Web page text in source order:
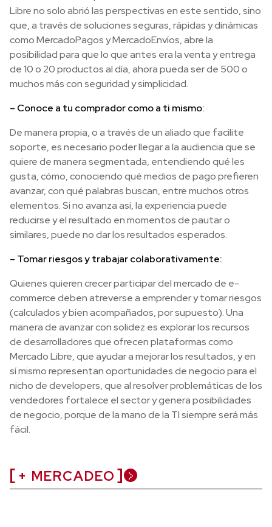
Libre no solo abrió las perspectivas en este sentido, sino
que, a través de soluciones seguras, rápidas y dinámicas
como MercadoPagos y MercadoEnvíos, abre la
posibilidad para que lo que antes era la venta y entrega
de 10 o 20 productos al día, ahora pueda ser de 500 o
muchos más con seguridad y simplicidad.
– Conoce a tu comprador como a ti mismo:
De manera propia, o a través de un aliado que facilite
soporte, es necesario poder llegar a la audiencia que se
quiere de manera segmentada, entendiendo qué les
gusta, cómo, conociendo qué medios de pago prefieren
avanzar, con qué palabras buscan, entre muchos otros
elementos. Si no avanza así, la experiencia puede
reducirse y el resultado en momentos de pautar o
similares, puede no dar los resultados esperados.
– Tomar riesgos y trabajar colaborativamente:
Quienes quieren crecer participar del mercado de e-
commerce deben atreverse a emprender y tomar riesgos
(calculados y bien acompañados, por supuesto). Una
manera de avanzar con solidez es explorar los recursos
de desarrolladores que ofrecen plataformas como
Mercado Libre, que ayudar a mejorar los resultados, y en
sí mismo representan oportunidades de negocio para el
nicho de developers, que al resolver problemáticas de los
vendedores fortalece el sector y genera posibilidades
de negocio, porque de la mano de la TI siempre será más
fácil.
+ MERCADEO